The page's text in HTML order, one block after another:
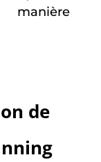
manière
de